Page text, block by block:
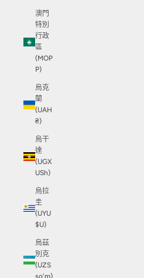
澳門
特別
行政
區
(MOP
P)
烏克
蘭
(UAH
₴)
烏干
達
(UGX
USh)
烏拉
圭
(UYU
$U)
烏茲
別克
(UZS
so'm)